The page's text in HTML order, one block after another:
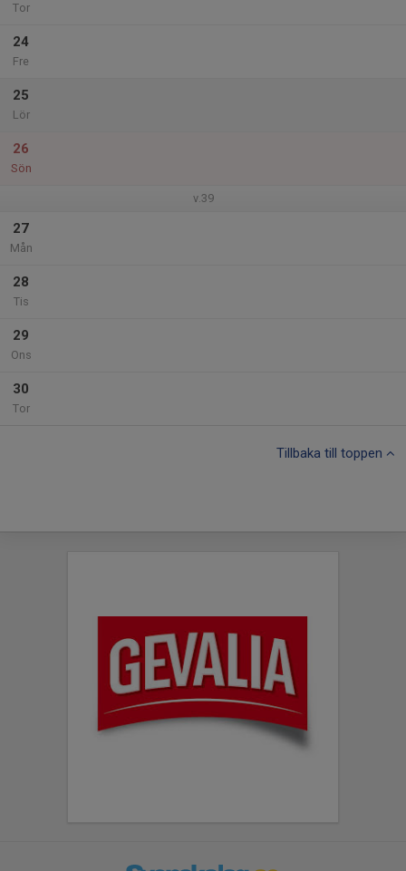
Tor
24
Fre
25
Lör
26
Sön
v.39
27
Mån
28
Tis
29
Ons
30
Tor
Tillbaka till toppen